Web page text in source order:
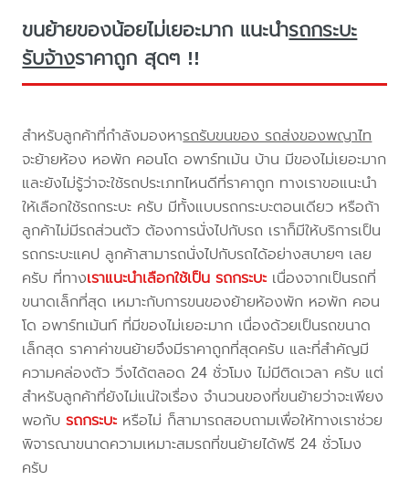
ขนย้ายของน้อยไม่เยอะมาก แนะนำรถกระบะ
รับจ้างราคาถูก สุดๆ !!
สำหรับลูกค้าที่กำลังมองหารถรับขนของ รถส่งของพญาไท
จะย้ายห้อง หอพัก คอนโด อพาร์ทเม้น บ้าน มีของไม่เยอะมาก
และยังไม่รู้ว่าจะใช้รถประเภทไหนดีที่ราคาถูก ทางเราขอแนะนำ
ให้เลือกใช้รถกระบะ ครับ มีทั้งแบบรถกระบะตอนเดียว หรือถ้า
ลูกค้าไม่มีรถส่วนตัว ต้องการนั่งไปกับรถ เราก็มีให้บริการเป็น
รถกระบะแคป ลูกค้าสามารถนั่งไปกับรถได้อย่างสบายๆ เลย
ครับ ที่ทางเราแนะนำเลือกใช้เป็น รถกระบะ เนื่องจากเป็นรถที่
ขนาดเล็กที่สุด เหมาะกับการขนของย้ายห้องพัก หอพัก คอน
โด อพาร์ทเม้นท์ ที่มีของไม่เยอะมาก เนื่องด้วยเป็นรถขนาด
เล็กสุด ราคาค่าขนย้ายจึงมีราคาถูกที่สุดครับ และที่สำคัญมี
ความคล่องตัว วิ่งได้ตลอด 24 ชั่วโมง ไม่มีติดเวลา ครับ แต่
สำหรับลูกค้าที่ยังไม่แน่ใจเรื่อง จำนวนของที่ขนย้ายว่าจะเพียง
พอกับรถกระบะ หรือไม่ ก็สามารถสอบถามเพื่อให้ทางเราช่วย
พิจารณาขนาดความเหมาะสมรถที่ขนย้ายได้ฟรี 24 ชั่วโมง
ครับ